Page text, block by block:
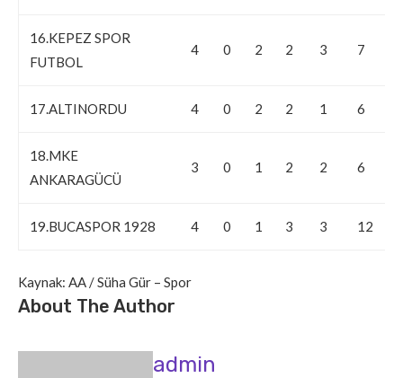
16.KEPEZ SPOR
FUTBOL
4 0 2 2 3 7
17.ALTINORDU 4 0 2 2 1 6
18.MKE
ANKARAGÜCÜ
3 0 1 2 2 6
19.BUCASPOR 1928 4 0 1 3 3 12
Kaynak: AA / Süha Gür – Spor
About The Author
admin